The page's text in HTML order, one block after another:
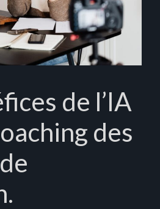
de l’IA
des